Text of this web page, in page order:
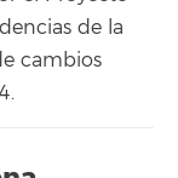
de la
cambios